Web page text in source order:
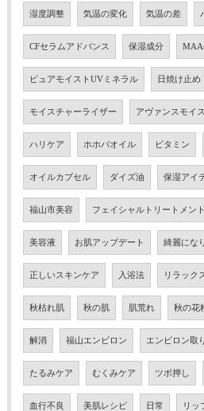
湿度調整 気温の変化 気温の差
CFセラムアドバンス 保湿成分
ピュアモイストUVミネラル 日焼け止め
モイスチャーライザー アヴァンスモイ
ハリケア ホホバオイル ビタミン
オイルカプセル ダイズ油 保湿アイ
福山市美容 フェイシャルトリートメント
美容液 お肌アップデート 綺麗にな
正しいスキンケア 入浴法 リラック
秋枯れ肌 秋の肌 肌荒れ 秋の花
解消 福山エンビロン エンビロン取
たるみケア むくみケア ツボ押し
血行不良 美肌レシピ 日常 リッ